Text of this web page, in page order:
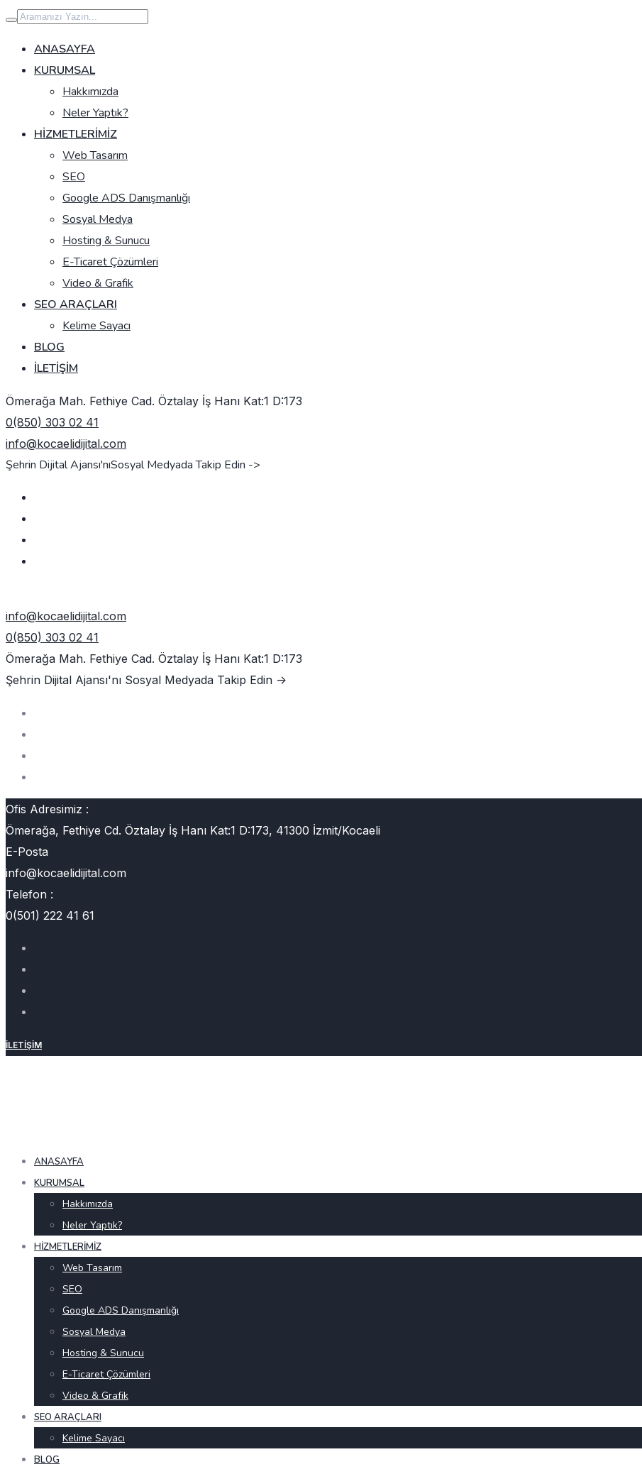
İçeriğe
geç
ANASAYFA
KURUMSAL
Hakkımızda
Neler Yaptık?
HIZMETLERIMIZ
Web Tasarım
SEO
Google ADS Danışmanlığı
Sosyal Medya
Hosting & Sunucu
E-Ticaret Çözümleri
Video & Grafik
SEO ARAÇLARI
Kelime Sayacı
BLOG
İLETIŞIM
Ömerağa Mah. Fethiye Cad. Öztalay İş Hanı Kat:1 D:173
0(850) 303 02 41
info@kocaelidijital.com
Şehrin Dijital Ajansı'nıSosyal Medyada Takip Edin ->
info@kocaelidijital.com
0(850) 303 02 41
Ömerağa Mah. Fethiye Cad. Öztalay İş Hanı Kat:1 D:173
Şehrin Dijital Ajansı'nı Sosyal Medyada Takip Edin ->
Ofis Adresimiz :
Ömerağa, Fethiye Cd. Öztalay İş Hanı Kat:1 D:173, 41300 İzmit/Kocaeli
E-Posta
info@kocaelidijital.com
Telefon :
0(501) 222 41 61
İLETIŞIM
ANASAYFA
KURUMSAL
Hakkımızda
Neler Yaptık?
HIZMETLERIMIZ
Web Tasarım
SEO
Google ADS Danışmanlığı
Sosyal Medya
Hosting & Sunucu
E-Ticaret Çözümleri
Video & Grafik
SEO ARAÇLARI
Kelime Sayacı
BLOG